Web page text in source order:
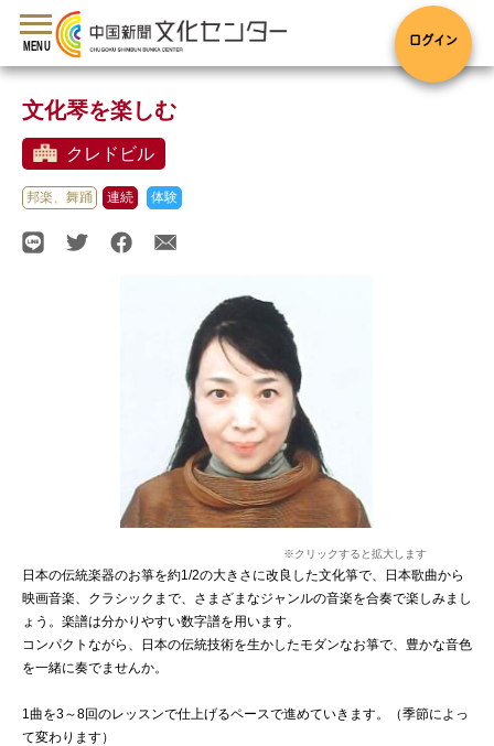
toggle
navigation
MENU ログイン
文化琴を楽しむ
クレドビル
邦楽、舞踊 連続 体験
※クリックすると拡大します
日本の伝統楽器のお箏を約1/2の大きさに改良した文化箏で、日本歌曲から
映画音楽、クラシックまで、さまざまなジャンルの音楽を合奏で楽しみまし
ょう。楽譜は分かりやすい数字譜を用います。
コンパクトながら、日本の伝統技術を生かしたモダンなお箏で、豊かな音色
を一緒に奏でませんか。
1曲を3～8回のレッスンで仕上げるペースで進めていきます。（季節によっ
て変わります）